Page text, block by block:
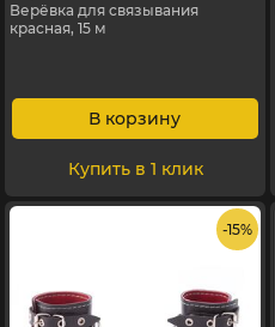
Верёвка для связывания
красная, 15 м
В корзину
Купить в 1 клик
- 15%